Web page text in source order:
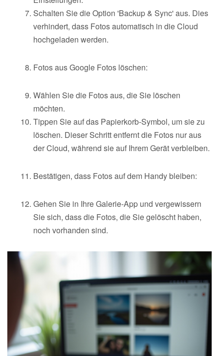
Schalten Sie die Option 'Backup & Sync' aus. Dies
verhindert, dass Fotos automatisch in die Cloud
hochgeladen werden.
Fotos aus Google Fotos löschen:
Wählen Sie die Fotos aus, die Sie löschen
möchten.
Tippen Sie auf das Papierkorb-Symbol, um sie zu
löschen. Dieser Schritt entfernt die Fotos nur aus
der Cloud, während sie auf Ihrem Gerät verbleiben.
Bestätigen, dass Fotos auf dem Handy bleiben:
Gehen Sie in Ihre Galerie-App und vergewissern
Sie sich, dass die Fotos, die Sie gelöscht haben,
noch vorhanden sind.